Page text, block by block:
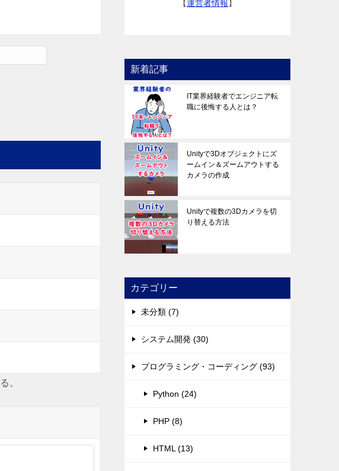
。
【運営者情報】
新着記事
IT業界経験者でエンジニア転
職に後悔する人とは？
Unityで3Dオブジェクトにズ
ームイン＆ズームアウトする
カメラの作成
Unityで複数の3Dカメラを切
り替える方法
カテゴリー
未分類 (7)
システム開発 (30)
プログラミング・コーディング (93)
Python (24)
PHP (8)
HTML (13)